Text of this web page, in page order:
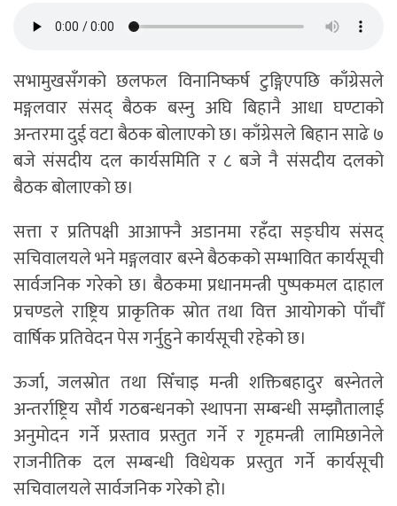
सभामुखसँगको छलफल विनानिष्कर्ष टुङ्गिएपछि काँग्रेसले
मङ्गलवार संसद् बैठक बस्नु अघि बिहानै आधा घण्टाको
अन्तरमा दुई वटा बैठक बोलाएको छ। काँग्रेसले बिहान साढे ७
बजे संसदीय दल कार्यसमिति र ८ बजे नै संसदीय दलको
बैठक बोलाएको छ।
सत्ता र प्रतिपक्षी आआफ्नै अडानमा रहँदा सङ्घीय संसद्
सचिवालयले भने मङ्गलवार बस्ने बैठकको सम्भावित कार्यसूची
सार्वजनिक गरेको छ। बैठकमा प्रधानमन्त्री पुष्पकमल दाहाल
प्रचण्डले राष्ट्रिय प्राकृतिक स्रोत तथा वित्त आयोगको पाँचौँ
वार्षिक प्रतिवेदन पेस गर्नुहुने कार्यसूची रहेको छ।
ऊर्जा, जलस्रोत तथा सिँचाइ मन्त्री शक्तिबहादुर बस्नेतले
अन्तर्राष्ट्रिय सौर्य गठबन्धनको स्थापना सम्बन्धी सम्झौतालाई
अनुमोदन गर्ने प्रस्ताव प्रस्तुत गर्ने र गृहमन्त्री लामिछानेले
राजनीतिक दल सम्बन्धी विधेयक प्रस्तुत गर्ने कार्यसूची
सचिवालयले सार्वजनिक गरेको हो।